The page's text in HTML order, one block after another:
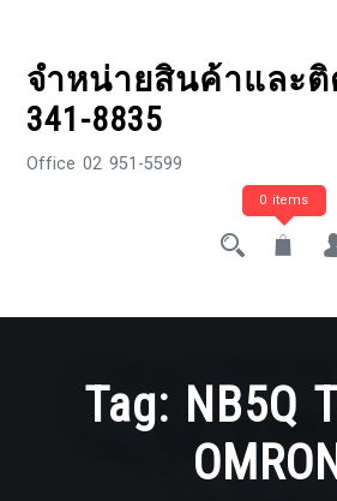
contentจำหน่ายสินค้าและติ
341-8835
Office 02 951-5599
0 items
Tag: NB5Q
OMRON